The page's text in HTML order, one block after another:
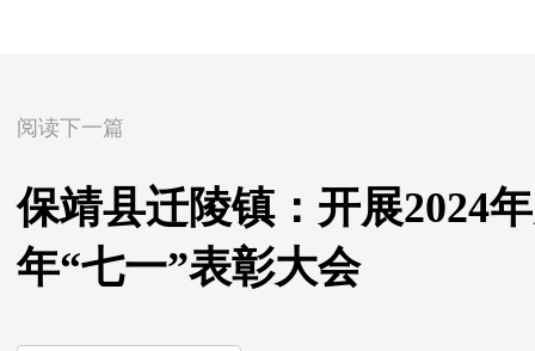
阅读下一篇
保靖县迁陵镇：开展2024
年“七一”表彰大会